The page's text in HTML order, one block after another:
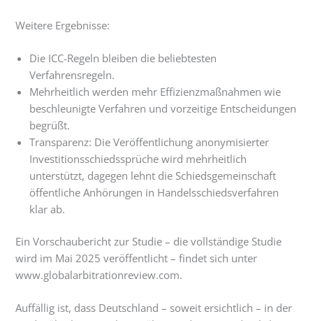
Weitere Ergebnisse:
Die ICC-Regeln bleiben die beliebtesten
Verfahrensregeln.
Mehrheitlich werden mehr Effizienzmaßnahmen wie
beschleunigte Verfahren und vorzeitige Entscheidungen
begrüßt.
Transparenz: Die Veröffentlichung anonymisierter
Investitionsschiedssprüche wird mehrheitlich
unterstützt, dagegen lehnt die Schiedsgemeinschaft
öffentliche Anhörungen in Handelsschiedsverfahren
klar ab.
Ein Vorschaubericht zur Studie – die vollständige Studie
wird im Mai 2025 veröffentlicht – findet sich unter
www.globalarbitrationreview.com.
Auffällig ist, dass Deutschland – soweit ersichtlich – in der